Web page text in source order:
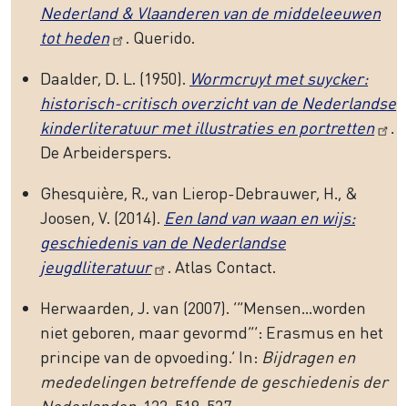
Nederland & Vlaanderen van de middeleeuwen
tot heden
. Querido.
Daalder, D. L. (1950). Wormcruyt met suycker:
historisch-critisch overzicht van de Nederlandse
kinderliteratuur met illustraties en portretten
.
De Arbeiderspers.
Ghesquière, R., van Lierop-Debrauwer, H., &
Joosen, V. (2014). Een land van waan en wijs:
geschiedenis van de Nederlandse
jeugdliteratuur
. Atlas Contact.
Herwaarden, J. van (2007). ‘”Mensen…worden
niet geboren, maar gevormd”’: Erasmus en het
principe van de opvoeding.’ In: Bijdragen en
mededelingen betreffende de geschiedenis der